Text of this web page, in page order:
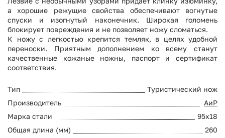
а хорошие режущие свойства обеспечивают вогнутые
спуски и изогнутый наконечник. Широкая голомень
блокирует повреждения и не позволяет ножу сломаться.
К ножу с легкостью крепится темляк, в целях удобной
переноски. Приятным дополнением ко всему станут
качественные кожаные ножны, паспорт и сертификат
соответствия.
Тип
Туристический нож
Производитель
АиР
Марка стали
95х18
Общая длина (мм)
260